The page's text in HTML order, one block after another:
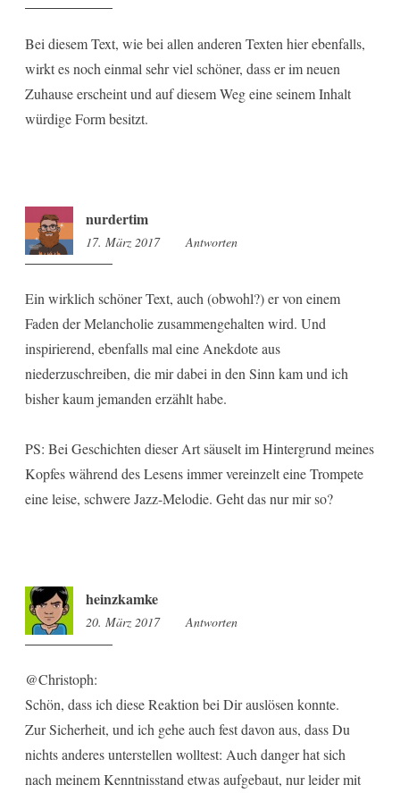
Bei diesem Text, wie bei allen anderen Texten hier ebenfalls,
wirkt es noch einmal sehr viel schöner, dass er im neuen
Zuhause erscheint und auf diesem Weg eine seinem Inhalt
würdige Form besitzt.
nurdertim
17. März 2017 15:47
Antworten
Ein wirklich schöner Text, auch (obwohl?) er von einem
Faden der Melancholie zusammengehalten wird. Und
inspirierend, ebenfalls mal eine Anekdote aus
niederzuschreiben, die mir dabei in den Sinn kam und ich
bisher kaum jemanden erzählt habe.
PS: Bei Geschichten dieser Art säuselt im Hintergrund meines
Kopfes während des Lesens immer vereinzelt eine Trompete
eine leise, schwere Jazz-Melodie. Geht das nur mir so?
heinzkamke
20. März 2017 10:55
Antworten
@Christoph:
Schön, dass ich diese Reaktion bei Dir auslösen konnte.
Zur Sicherheit, und ich gehe auch fest davon aus, dass Du
nichts anderes unterstellen wolltest: Auch danger hat sich
nach meinem Kenntnisstand etwas aufgebaut, nur leider mit